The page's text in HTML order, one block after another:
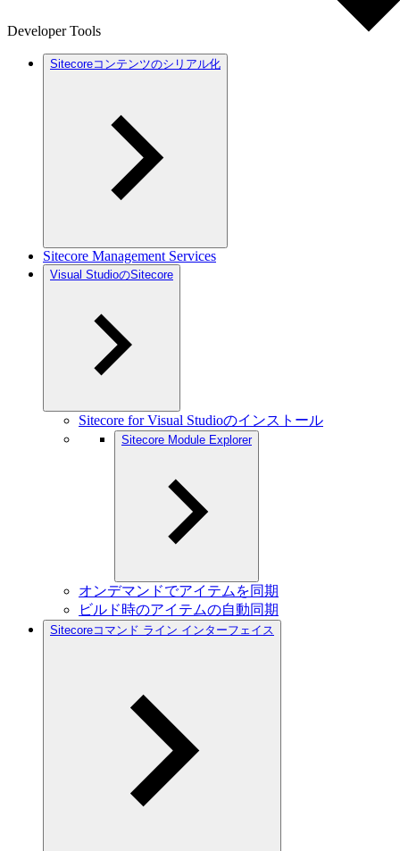
Developer Tools
Sitecoreコンテンツのシリアル化
Sitecore Management Services
Visual StudioのSitecore
Sitecore for Visual Studioのインストール
Sitecore Module Explorer
オンデマンドでアイテムを同期
ビルド時のアイテムの自動同期
Sitecoreコマンド ライン インターフェイス